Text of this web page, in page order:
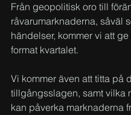
Från geopolitisk oro till
råvarumarknaderna, såväl
händelser, kommer vi att
format kvartalet.
Vi kommer även att titta på
tillgångsslagen, samt vilka
kan påverka marknaderna